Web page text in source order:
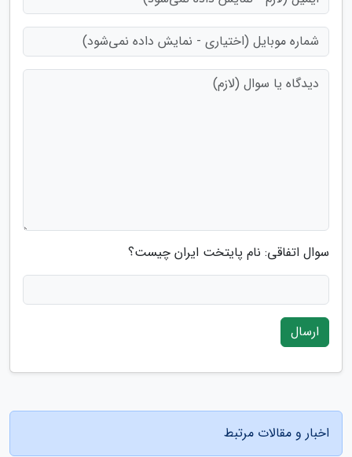
سوال اتفاقی: نام پایتخت ایران چیست؟
ارسال
اخبار و مقالات مرتبط